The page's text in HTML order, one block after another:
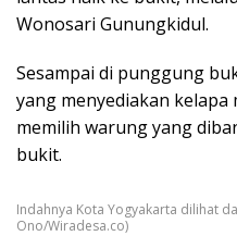
Wonosari Gunungkidul.
Sesampai di punggung
yang menyediakan kelapa
memilih warung yang
bukit.
Indahnya Kota Yogyakarta dilihat
Ono/Wiradesa.co)